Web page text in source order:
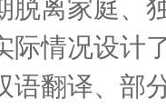
脱离家庭、
际情况设计
语翻译、部